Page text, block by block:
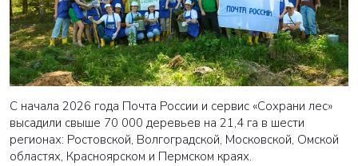
С начала 2026 года Почта России и сервис «Сохрани лес»
высадили свыше 70 000 деревьев на 21,4 га в шести
регионах: Ростовской, Волгоградской, Московской, Омской
областях, Красноярском и Пермском краях.